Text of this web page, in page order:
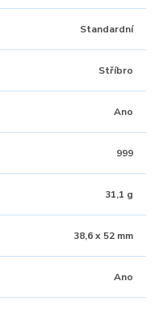
Standardní
Stříbro
Ano
999
31,1 g
38,6 x 52 mm
Ano